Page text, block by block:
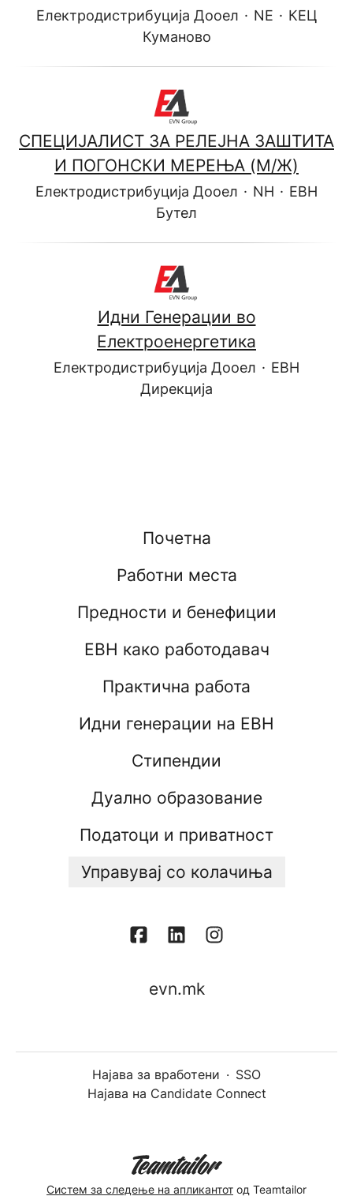
Електродистрибуција Дооел · NE · КЕЦ
Куманово
СПЕЦИЈАЛИСТ ЗА РЕЛЕЈНА ЗАШТИТА
И ПОГОНСКИ МЕРЕЊА (М/Ж)
Електродистрибуција Дооел · NH · ЕВН
Бутел
Идни Генерации во
Електроенергетика
Електродистрибуција Дооел · ЕВН
Дирекција
Почетна
Работни места
Предности и бенефиции
ЕВН како работодавач
Практична работа
Идни генерации на ЕВН
Стипендии
Дуално образование
Податоци и приватност
Управувај со колачиња
evn.mk
Најава за вработени · SSO
Најава на Candidate Connect
Систем за следење на апликантот од Teamtailor